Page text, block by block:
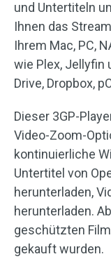
und Untertiteln
Ihnen das
Ihrem Mac, PC,
wie Plex, Jellyfin
Drive, Dropbox,
Dieser 3GP-
Video-Zoom-
kontinuierliche
Untertitel von
herunterladen,
herunterladen.
geschützten
gekauft wurden.